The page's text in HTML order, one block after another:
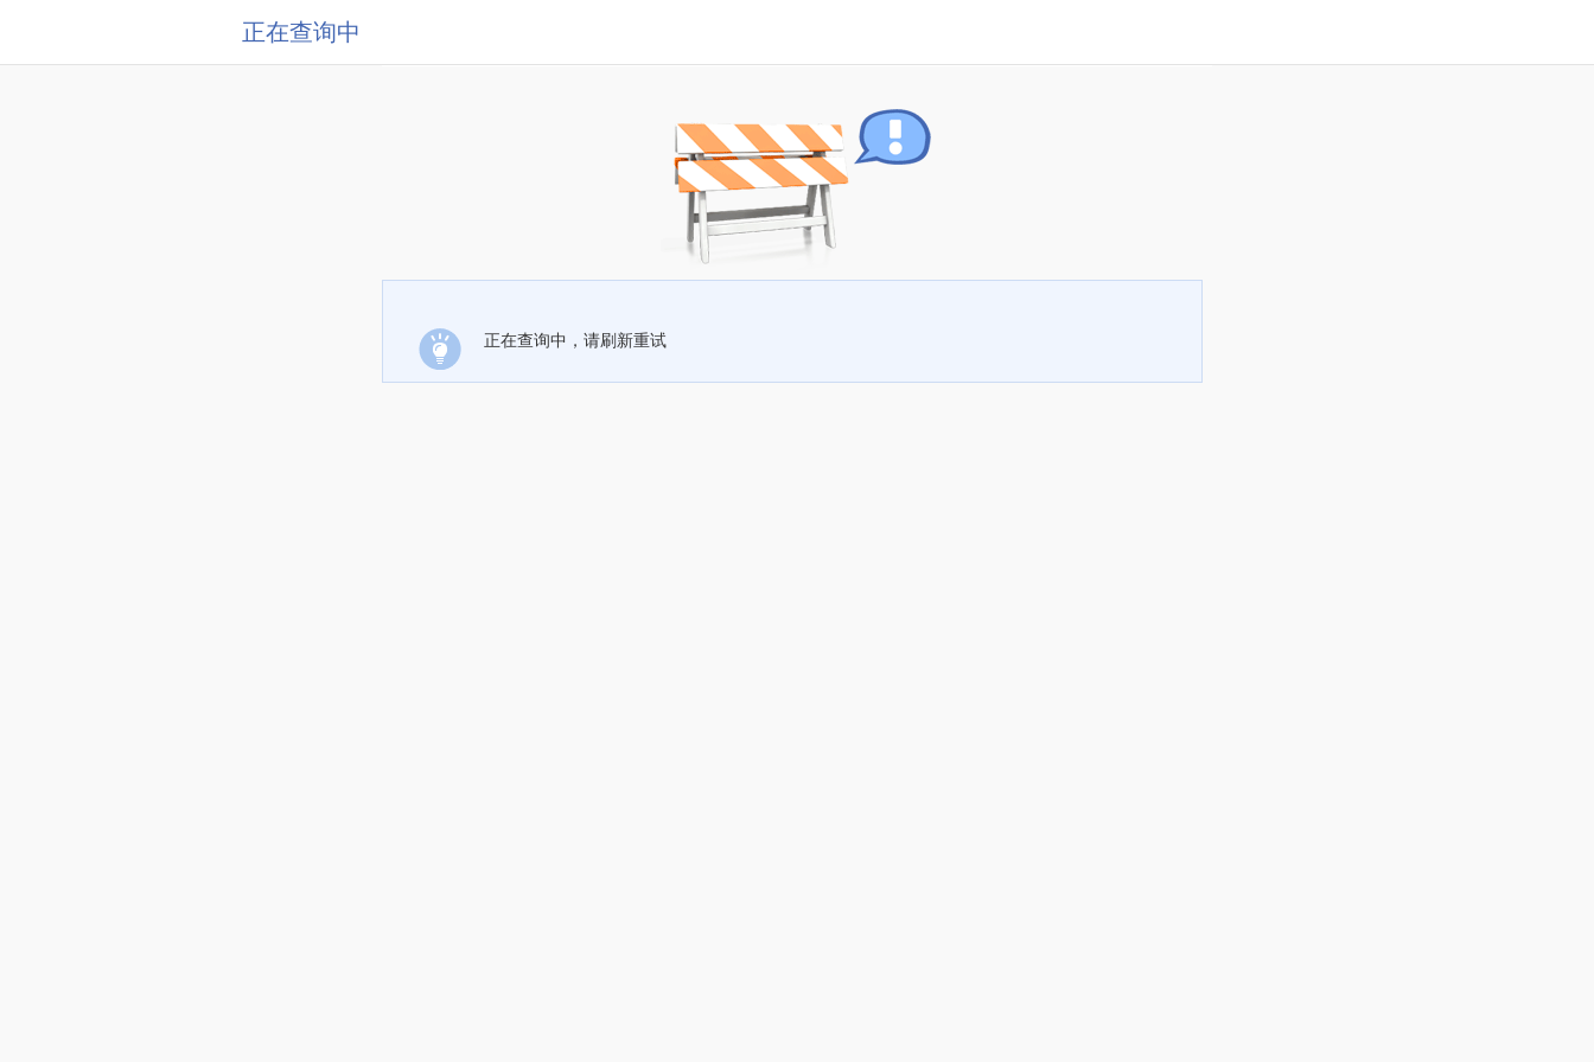
正在查询中
正在查询中，请刷新重试